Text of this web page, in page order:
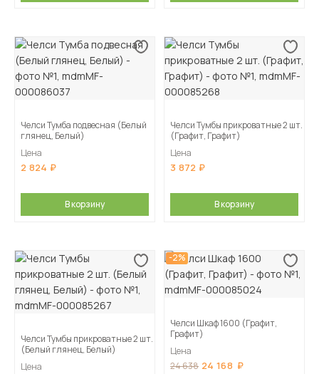
Челси Тумба подвесная (Белый
глянец, Белый)
Цена
2 824
В корзину
Челси Тумбы прикроватные 2 шт.
(Графит, Графит)
Цена
3 872
В корзину
Челси Тумбы прикроватные 2 шт.
(Белый глянец, Белый)
Цена
-2%
Челси Шкаф 1600 (Графит,
Графит)
Цена
24 638 24 168